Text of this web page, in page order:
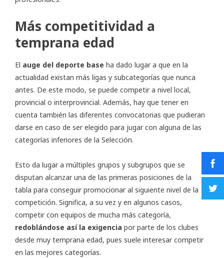
Más competitividad a
temprana edad
El auge del deporte base ha dado lugar a que en la
actualidad existan más ligas y subcategorías que nunca
antes. De este modo, se puede competir a nivel local,
provincial o interprovincial. Además, hay que tener en
cuenta también las diferentes convocatorias que pudieran
darse en caso de ser elegido para jugar con alguna de las
categorías inferiores de la Selección.
Esto da lugar a múltiples grupos y subgrupos que se
disputan alcanzar una de las primeras posiciones de la
tabla para conseguir promocionar al siguiente nivel de la
competición. Significa, a su vez y en algunos casos,
competir con equipos de mucha más categoría,
redoblándose así la exigencia por parte de los clubes
desde muy temprana edad, pues suele interesar competir
en las mejores categorías.